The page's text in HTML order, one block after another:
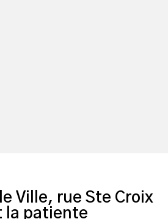
Ville, rue Ste Croix
la patiente